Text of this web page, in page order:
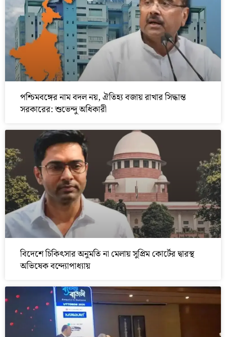
পশ্চিমবঙ্গের নাম বদল নয়, ঐতিহ্য বজায় রাখার সিদ্ধান্ত
সরকারের: শুভেন্দু অধিকারী
বিদেশে চিকিৎসার অনুমতি না মেলায় সুপ্রিম কোর্টের দ্বারস্থ
অভিষেক বন্দ্যোপাধ্যায়